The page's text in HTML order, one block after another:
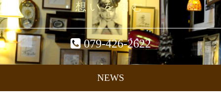
想いを刻む
079-426-2622
NEWS